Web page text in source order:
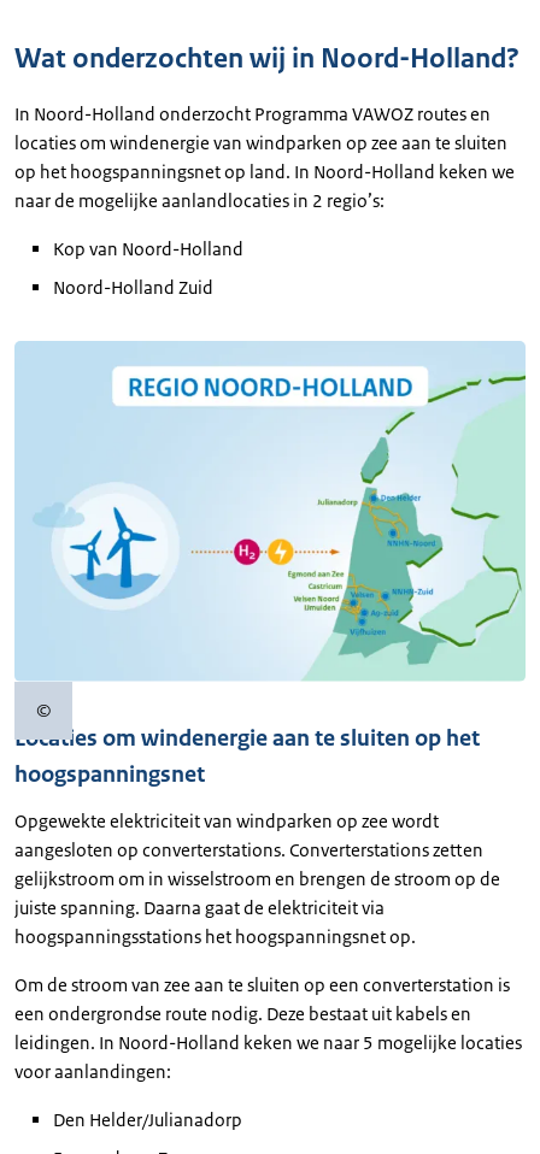
Wat onderzochten wij in Noord-Holland?
In Noord-Holland onderzocht Programma VAWOZ routes en
locaties om windenergie van windparken op zee aan te sluiten
op het hoogspanningsnet op land. In Noord-Holland keken we
naar de mogelijke aanlandlocaties in 2 regio’s:
Kop van Noord-Holland
Noord-Holland Zuid
©Copyrightinformatie
Locaties om windenergie aan te sluiten op het
hoogspanningsnet
Opgewekte elektriciteit van windparken op zee wordt
aangesloten op converterstations. Converterstations zetten
gelijkstroom om in wisselstroom en brengen de stroom op de
juiste spanning. Daarna gaat de elektriciteit via
hoogspanningsstations het hoogspanningsnet op.
Om de stroom van zee aan te sluiten op een converterstation is
een ondergrondse route nodig. Deze bestaat uit kabels en
leidingen. In Noord-Holland keken we naar 5 mogelijke locaties
voor aanlandingen:
Den Helder/Julianadorp